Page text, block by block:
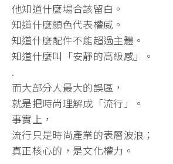
他知道什麼場合該留白。
知道什麼顏色代表權威。
知道什麼配件不能超過主體。
知道什麼叫「安靜的高級感」。
.
而大部分人最大的誤區，
就是把時尚理解成「流行」。
事實上，
流行只是時尚產業的表層波浪；
真正核心的，是文化權力。